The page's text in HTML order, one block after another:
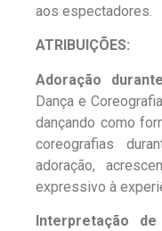
aos espectadores.
ATRIBUIÇÕES:
Adoração
Dança e
dançando como
coreografias
adoração,
expressivo à
Interpretação